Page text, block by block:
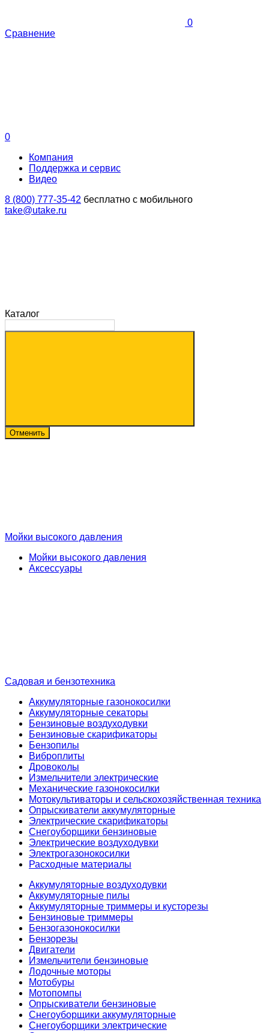
0
Сравнение
0
Компания
Поддержка и сервис
Видео
8 (800) 777-35-42 бесплатно с мобильного
take@utake.ru
Каталог
Отменить
Мойки высокого давления
Мойки высокого давления
Аксессуары
Садовая и бензотехника
Аккумуляторные газонокосилки
Аккумуляторные секаторы
Бензиновые воздуходувки
Бензиновые скарификаторы
Бензопилы
Виброплиты
Дровоколы
Измельчители электрические
Механические газонокосилки
Мотокультиваторы и сельскохозяйственная техника
Опрыскиватели аккумуляторные
Электрические скарификаторы
Снегоуборщики бензиновые
Электрические воздуходувки
Электрогазонокосилки
Расходные материалы
Аккумуляторные воздуходувки
Аккумуляторные пилы
Аккумуляторные триммеры и кусторезы
Бензиновые триммеры
Бензогазонокосилки
Бензорезы
Двигатели
Измельчители бензиновые
Лодочные моторы
Мотобуры
Мотопомпы
Опрыскиватели бензиновые
Снегоуборщики аккумуляторные
Снегоуборщики электрические